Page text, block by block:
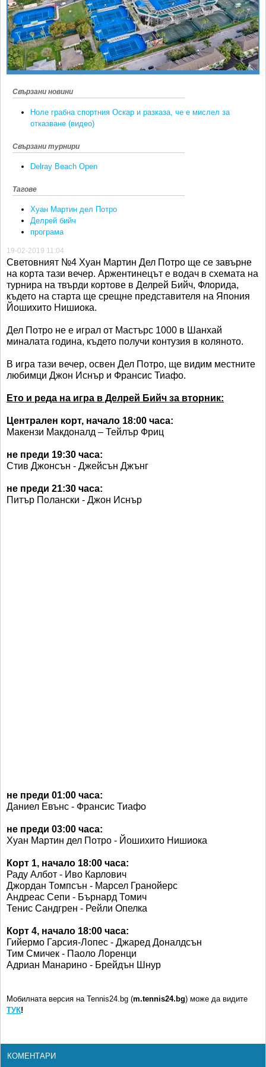
КЛУБОВЕ
БЛОГ
ВИДЕО
Спорт&Фитнес
Други
Любители
Свързани новини
Ноле грабна спортния Оскар и разказа, че е мислел за
отказване (видео)
Свързани турнири
Delray Beach Open
Тагове
Хуан Мартин дел Потро
Делрей бийч
програма
19-02-2019 11:04
Световният №4 Хуан Мартин Дел Потро ще се завърне
на корта тази вечер. Аржентинецът е водач в схемата на
турнира на твърди кортове в Делрей Бийч, Флорида,
където на старта ще срещне представителя на Япония
Йошихито Нишиока.
Дел Потро не е играл от Мастърс 1000 в Шанхай
миналата година, където получи контузия в коляното.
В игра тази вечер, освен Дел Потро, ще видим местните
любимци Джон Иснър и Франсис Тиафо.
Ето и реда на игра в Делрей Бийч за вторник:
Централен корт, начало 18:00 часа:
Макензи Макдоналд – Тейлър Фриц
не преди 19:30 часа:
Стив Джонсън - Джейсън Джънг
не преди 21:30 часа:
Питър Полански - Джон Иснър
не преди 01:00 часа:
Даниел Евънс - Франсис Тиафо
не преди 03:00 часа:
Хуан Мартин дел Потро - Йошихито Нишиока
Корт 1, начало 18:00 часа:
Раду Албот - Иво Карлович
Джордан Томпсън - Марсел Гранойерс
Андреас Сепи - Бърнард Томич
Тенис Сандгрен - Рейли Опелка
Корт 4, начало 18:00 часа:
Гийермо Гарсия-Лопес - Джаред Доналдсън
Тим Смичек - Паоло Лоренци
Адриан Манарино - Брейдън Шнур
Мобилната версия на Tennis24.bg (m.tennis24.bg) може да видите
ТУК!
КОМЕНТАРИ